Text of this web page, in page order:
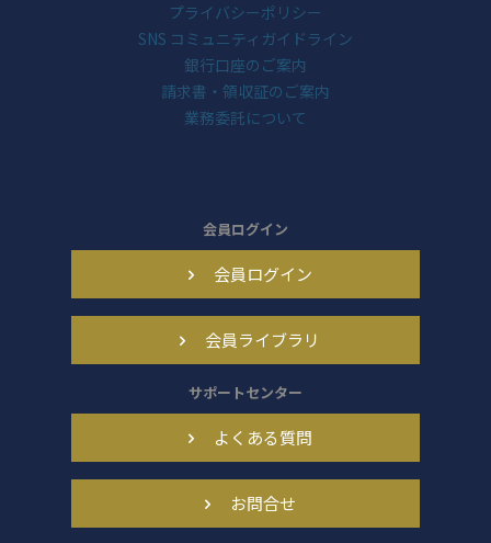
プライバシーポリシー
SNS コミュニティガイドライン
銀行口座のご案内
請求書・領収証のご案内
業務委託について
会員ログイン
会員ログイン
会員ライブラリ
サポートセンター
よくある質問
お問合せ